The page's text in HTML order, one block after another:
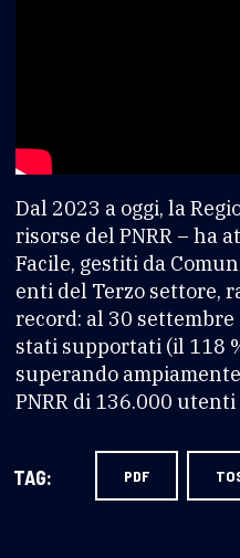
Dal 2023 a oggi, la
risorse del PNRR – ha
Facile, gestiti da
enti del Terzo settore,
record: al 30
stati supportati (il 118
superando
PNRR di 136.000
TAG: PDF